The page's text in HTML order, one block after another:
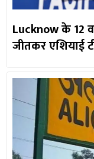
Lucknow के 12
जीतकर एशियाई